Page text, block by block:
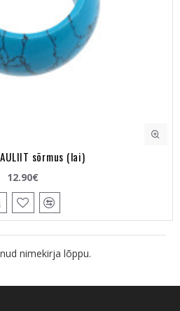
sõrmus (lai)
12.90€
nimekirja lõppu.